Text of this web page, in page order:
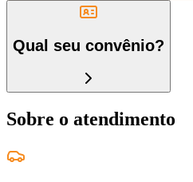
Qual seu convênio?
Sobre o atendimento